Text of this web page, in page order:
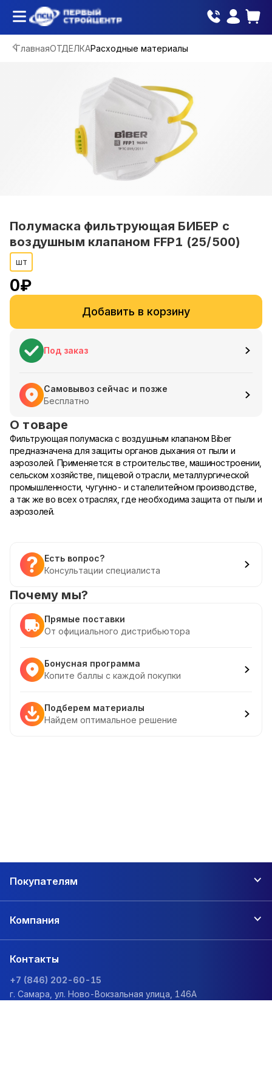
ГлавнаяОТДЕЛКАРасходные материалы
Полумаска фильтрующая БИБЕР с
воздушным клапаном FFP1 (25/500)
шт
0₽
Добавить в корзину
Под заказ
Самовывоз сейчас и позже
Бесплатно
О товаре
Фильтрующая полумаска с воздушным клапаном Biber
предназначена для защиты органов дыхания от пыли и
аэрозолей. Применяется: в строительстве, машиностроении,
сельском хозяйстве, пищевой отрасли, металлургической
промышленности, чугунно- и сталелитейном производстве,
а так же во всех отраслях, где необходима защита от пыли и
аэрозолей.
Есть вопрос?
Консультации специалиста
Почему мы?
Прямые поставки
От официального дистрибьютора
Бонусная программа
Копите баллы с каждой покупки
Подберем материалы
Найдем оптимальное решение
Покупателям
Компания
Контакты
+7 (846) 202-60-15
г. Самара, ул. Ново-Вокзальная улица, 146А